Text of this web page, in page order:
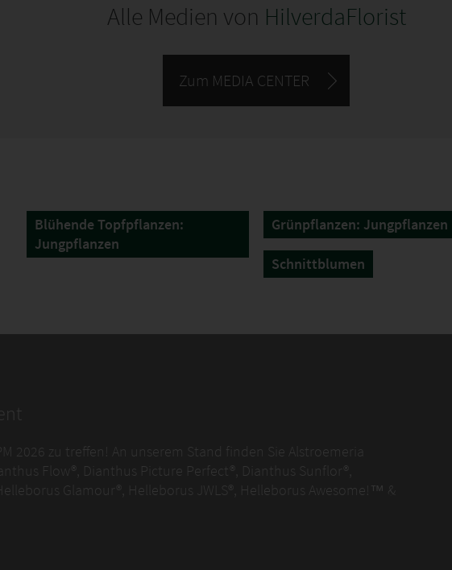
Alle Medien von HilverdaFlorist
Zum MEDIA CENTER
Blühende Topfpflanzen:
Jungpflanzen
Grünpflanzen: Jungpflanzen
Schnittblumen
2026 zu treffen! An unserem Stand finden Sie Alstroemeria
Flow®, Dianthus Picture Perfect®, Dianthus Sunflor®,
Glamour®, Helleborus JWLS®, Helleborus Awesome!™ &
Zierwert durch die eleganten Blütenblätter, die großen